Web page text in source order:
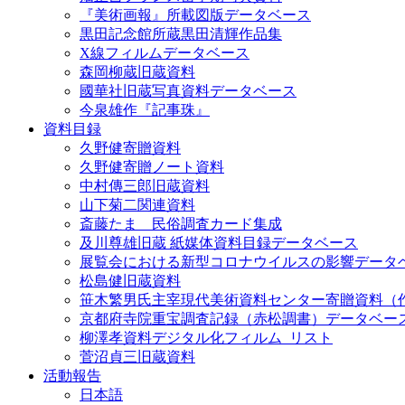
『美術画報』所載図版データベース
黒田記念館所蔵黒田清輝作品集
X線フィルムデータベース
森岡柳蔵旧蔵資料
國華社旧蔵写真資料データベース
今泉雄作『記事珠』
資料目録
久野健寄贈資料
久野健寄贈ノート資料
中村傳三郎旧蔵資料
山下菊二関連資料
斎藤たま 民俗調査カード集成
及川尊雄旧蔵 紙媒体資料目録データベース
展覧会における新型コロナウイルスの影響データ
松島健旧蔵資料
笹木繁男氏主宰現代美術資料センター寄贈資料（
京都府寺院重宝調査記録（赤松調書）データベー
柳澤孝資料デジタル化フィルム_リスト
菅沼貞三旧蔵資料
活動報告
日本語